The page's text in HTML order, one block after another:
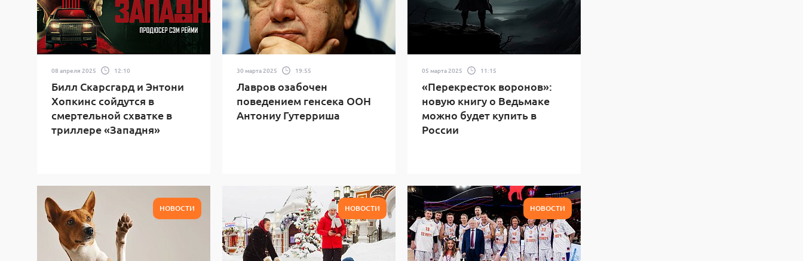
08 апреля 2025 12:10
Билл Скарсгард и Энтони
Хопкинс сойдутся в
смертельной схватке в
триллере «Западня»
30 марта 2025 19:55
Лавров озабочен
поведением генсека ООН
Антониу Гутерриша
05 марта 2025 11:15
«Перекресток воронов»:
новую книгу о Ведьмаке
можно будет купить в
России
НОВОСТИ НОВОСТИ НОВОСТИ